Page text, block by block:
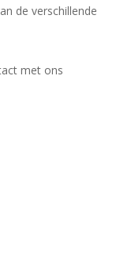
de verschillende
met ons